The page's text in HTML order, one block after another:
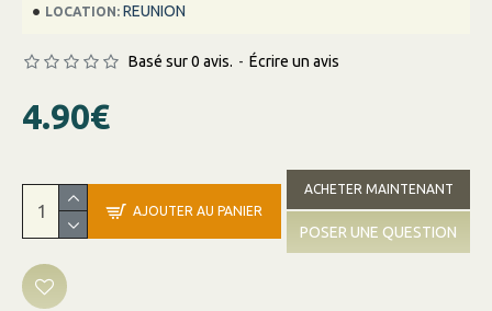
LOCATION: REUNION
Basé sur 0 avis. - Écrire un avis
4.90€
AJOUTER AU PANIER
ACHETER MAINTENANT
POSER UNE QUESTION